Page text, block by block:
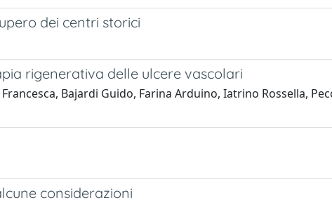
dei centri storici
rigenerativa delle ulcere vascolari
Bajardi Guido, Farina Arduino, Iatrino Rossella,
considerazioni